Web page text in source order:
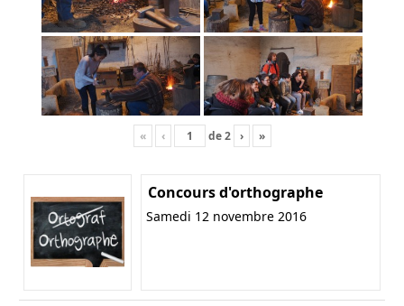
« ‹ de2 › »
Concours d'orthographe
Samedi 12 novembre 2016